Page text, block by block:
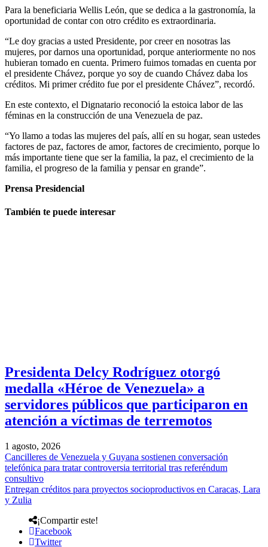
Para la beneficiaria Wellis León, que se dedica a la gastronomía, la
oportunidad de contar con otro crédito es extraordinaria.
“Le doy gracias a usted Presidente, por creer en nosotras las
mujeres, por darnos una oportunidad, porque anteriormente no nos
hubieran tomado en cuenta. Primero fuimos tomadas en cuenta por
el presidente Chávez, porque yo soy de cuando Chávez daba los
créditos. Mi primer crédito fue por el presidente Chávez”, recordó.
En este contexto, el Dignatario reconoció la estoica labor de las
féminas en la construcción de una Venezuela de paz.
“Yo llamo a todas las mujeres del país, allí en su hogar, sean ustedes
factores de paz, factores de amor, factores de crecimiento, porque lo
más importante tiene que ser la familia, la paz, el crecimiento de la
familia, el progreso de la familia y pensar en grande”.
Prensa Presidencial
También te puede interesar
Presidenta Delcy Rodríguez otorgó
medalla «Héroe de Venezuela» a
servidores públicos que participaron en
atención a víctimas de terremotos
1 agosto, 2026
Cancilleres de Venezuela y Guyana sostienen conversación
telefónica para tratar controversia territorial tras referéndum
consultivo
Entregan créditos para proyectos socioproductivos en Caracas, Lara
y Zulia
¡Compartir este!
Facebook
Twitter